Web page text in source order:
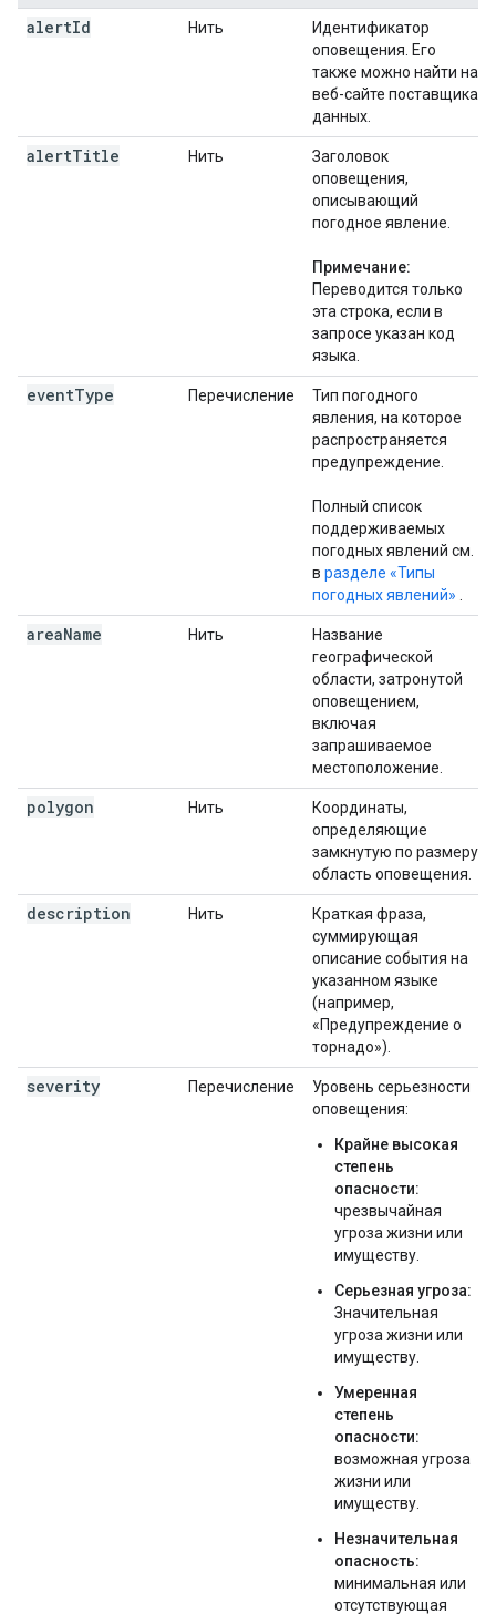
alertId Нить
Идентификатор
оповещения. Его
также можно найти на
веб-сайте поставщика
данных.
alertTitle Нить
Заголовок
оповещения,
описывающий
погодное явление.
Примечание:
Переводится только
эта строка, если в
запросе указан код
языка.
eventType Перечисление
Тип погодного
явления, на которое
распространяется
предупреждение.
Полный список
поддерживаемых
погодных явлений см.
в разделе «Типы
погодных явлений»
areaName Нить
Название
географической
области, затронутой
оповещением,
включая
запрашиваемое
местоположение.
polygon Нить
Координаты,
определяющие
замкнутую по размеру
область оповещения.
description Нить
Краткая фраза,
суммирующая
описание события на
указанном языке
(например,
«Предупреждение о
торнадо»).
severity Перечисление
Уровень серьезности
оповещения:
Крайне высокая
степень
опасности:
чрезвычайная
угроза жизни или
имуществу.
Серьезная угроза:
Значительная
угроза жизни или
имуществу.
Умеренная
степень
опасности:
возможная угроза
жизни или
имуществу.
Незначительная
опасность:
минимальная или
отсутствующая